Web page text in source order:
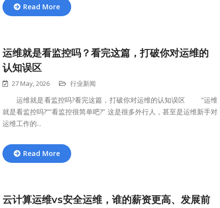
Read More
运维就是看监控吗？看完这篇，打破你对运维的
认知误区
27 May, 2026 行业新闻
运维就是看监控吗?看完这篇，打破你对运维的认知误区 “运维
就是看监控吗?”“看监控很简单吧?” 这是很多外行人，甚至是运维新手对
运维工作的...
Read More
云计算运维vs安全运维，谁的薪资更高、发展前